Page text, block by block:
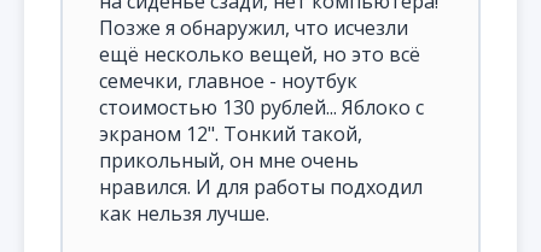
Позже я обнаружил, что исчезли
ещё несколько вещей, но это всё
семечки, главное - ноутбук
стоимостью 130 рублей... Яблоко с
экраном 12". Тонкий такой,
прикольный, он мне очень
нравился. И для работы подходил
как нельзя лучше.